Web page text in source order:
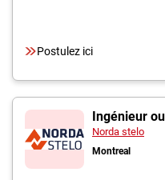
Postulez ici
Ingénieur
Norda stelo
Montreal